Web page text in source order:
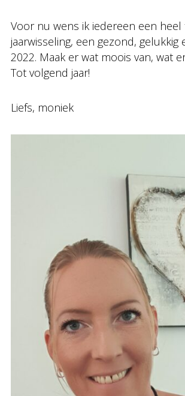
Voor nu wens ik iedereen een heel
jaarwisseling, een gezond, gelukkig
2022. Maak er wat moois van, wat
Tot volgend jaar!
Liefs, moniek